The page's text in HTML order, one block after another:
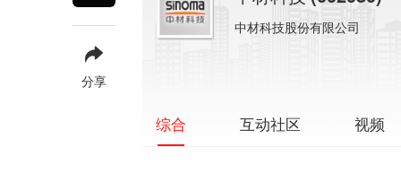
分享
中材科技股份有限公司
综合 互动社区 视频